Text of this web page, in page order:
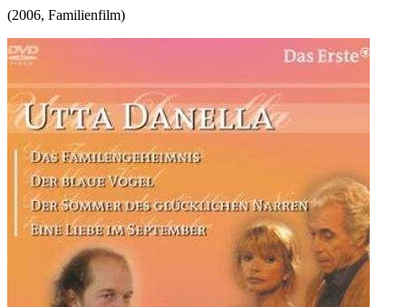
(2006, Familienfilm)